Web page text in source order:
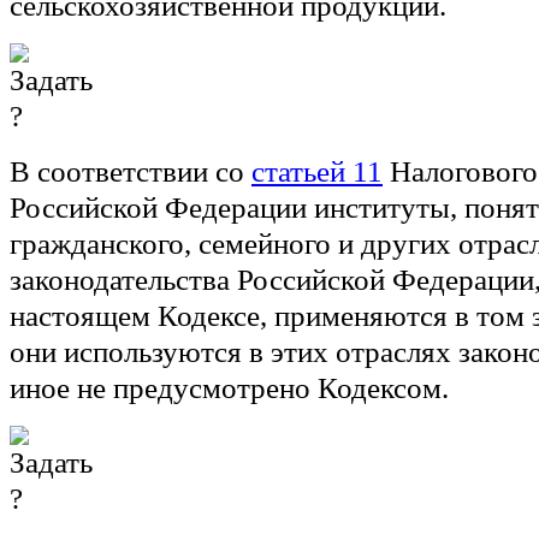
В соответствии со статьей 11
Российской Федерации институты,
гражданского, семейного и других
законодательства Российской
настоящем Кодексе, применяются в том
они используются в этих отраслях
иное не предусмотрено Кодексом.